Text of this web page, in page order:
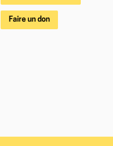
Faire un don